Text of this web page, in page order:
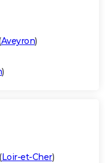
Aveyron)
)
Loir-et-Cher)